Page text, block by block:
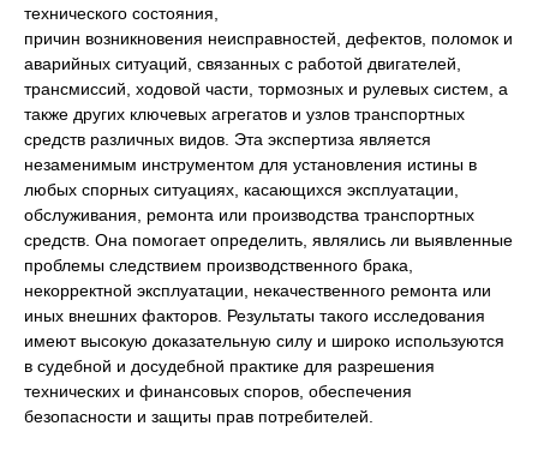
технического состояния,
причин возникновения неисправностей, дефектов, поломок и
аварийных ситуаций, связанных с работой двигателей,
трансмиссий, ходовой части, тормозных и рулевых систем, а
также других ключевых агрегатов и узлов транспортных
средств различных видов. Эта экспертиза является
незаменимым инструментом для установления истины в
любых спорных ситуациях, касающихся эксплуатации,
обслуживания, ремонта или производства транспортных
средств. Она помогает определить, являлись ли выявленные
проблемы следствием производственного брака,
некорректной эксплуатации, некачественного ремонта или
иных внешних факторов. Результаты такого исследования
имеют высокую доказательную силу и широко используются
в судебной и досудебной практике для разрешения
технических и финансовых споров, обеспечения
безопасности и защиты прав потребителей.